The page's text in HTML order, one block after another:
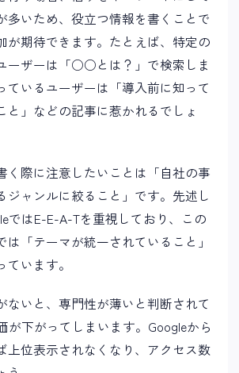
多いため、役立つ情報を書くことで
が期待できます。たとえば、特定の
ーザーは「○○とは？」で検索しま
ているユーザーは「導入前に知って
と」などの記事に惹かれるでしょ
く際に注意したいことは「自社の事
ジャンルに絞ること」です。先述し
ではE-E-A-Tを重視しており、この
は「テーマが統一されていること」
います。
ないと、専門性が薄いと判断されて
が下がってしまいます。Googleから
上位表示されなくなり、アクセス数